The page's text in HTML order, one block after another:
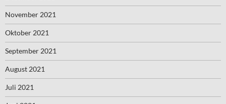
November 2021
Oktober 2021
September 2021
August 2021
Juli 2021